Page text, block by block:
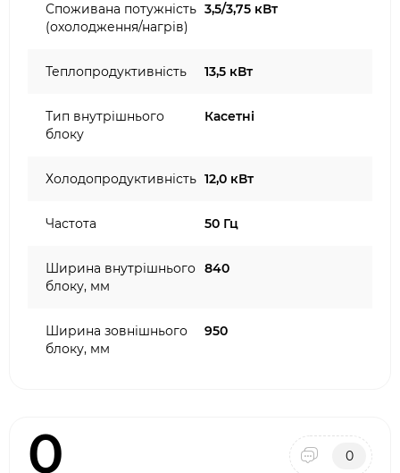
Споживана потужність
(охолодження/нагрів)
3,5/3,75 кВт
Теплопродуктивність 13,5 кВт
Тип внутрішнього
блоку
Касетні
Холодопродуктивність 12,0 кВт
Частота 50 Гц
Ширина внутрішнього
блоку, мм
840
Ширина зовнішнього
блоку, мм
950
0 0